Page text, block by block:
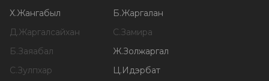
Х.Жангабыл Б.Жаргалан
Д.Жаргалсайхан С.Замира
Б.Заяабал Ж.Золжаргал
С.Зулпхар Ц.Идэрбат